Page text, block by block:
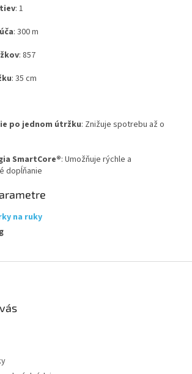
: 1
: 300 m
: 857
: 35 cm
po jednom útržku: Znižuje spotrebu až o
SmartCore®: Umožňuje rýchle a
dopĺňanie
na ruky